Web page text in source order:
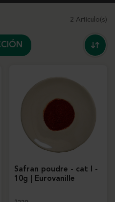
2 Artículo(s)
Safran poudre - cat I -
10g | Eurovanille